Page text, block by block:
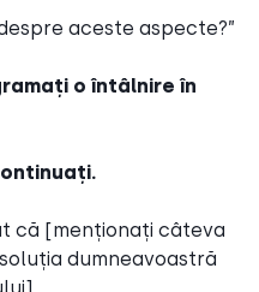
aceste aspecte?”
o întâlnire în
că [menționați câteva
dumneavoastră